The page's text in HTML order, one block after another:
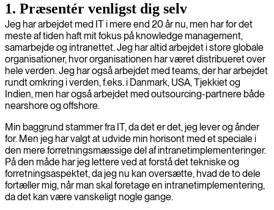
1. Præsentér venligst dig selv
Jeg har arbejdet med IT i mere end 20 år nu, men har for det
meste af tiden haft mit fokus på knowledge management,
samarbejde og intranettet. Jeg har altid arbejdet i store globale
organisationer, hvor organisationen har været distribueret over
hele verden. Jeg har også arbejdet med teams, der har arbejdet
rundt omkring i verden, f.eks. i Danmark, USA, Tjekkiet og
Indien, men har også arbejdet med outsourcing-partnere både
nearshore og offshore.
Min baggrund stammer fra IT, da det er det, jeg lever og ånder
for. Men jeg har valgt at udvide min horisont med et speciale i
den mere forretningsmæssige del af intranetimplementeringer.
På den måde har jeg lettere ved at forstå det tekniske og
forretningsaspektet, da jeg nu kan oversætte, hvad de to dele
fortæller mig, når man skal foretage en intranetimplementering,
da det kan være vanskeligt nogle gange.